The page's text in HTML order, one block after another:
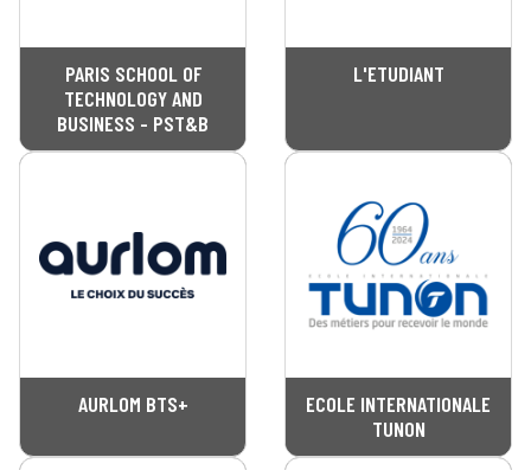
PARIS SCHOOL OF
TECHNOLOGY AND
BUSINESS - PST&B
L'ETUDIANT
AURLOM BTS+
ECOLE INTERNATIONALE
TUNON